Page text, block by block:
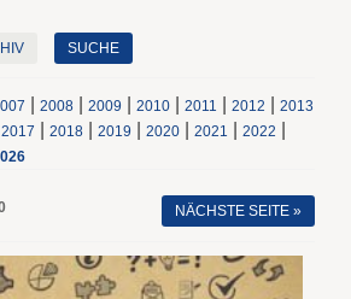
SUCHE
2008 2009 2010 2011 2012 2013
2017 2018 2019 2020 2021 2022
NÄCHSTE SEITE »